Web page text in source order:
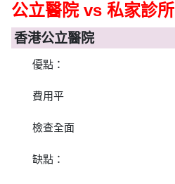
公立醫院 vs 私家診所
香港公立醫院
優點：
費用平
檢查全面
缺點：